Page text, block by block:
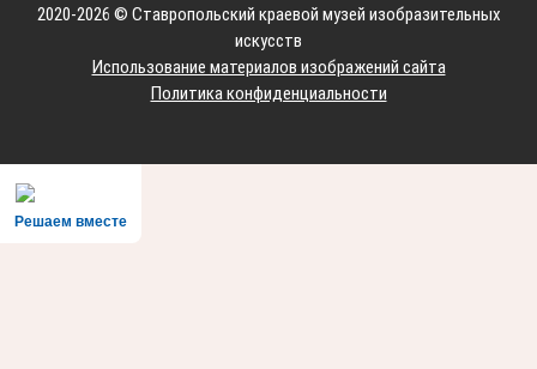
2020-2026 © Ставропольский краевой музей изобразительных
искусств
Использование материалов изображений сайта
Политика конфиденциальности
Решаем вместе